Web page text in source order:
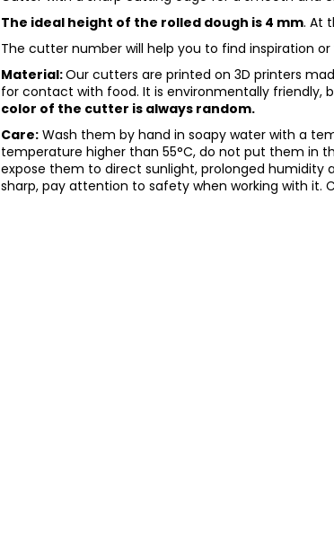
The ideal height of the rolled dough is 4 mm. At
The cutter number will help you to find inspiration
Material:Our cutters are printed on 3D printers
for contact with food. It is environmentally friendly,
color of the cutter is always random.
Care: Wash them by hand in soapy water with a
temperature higher than 55°C, do not put them in
expose them to direct sunlight, prolonged
sharp, pay attention to safety when working with it.